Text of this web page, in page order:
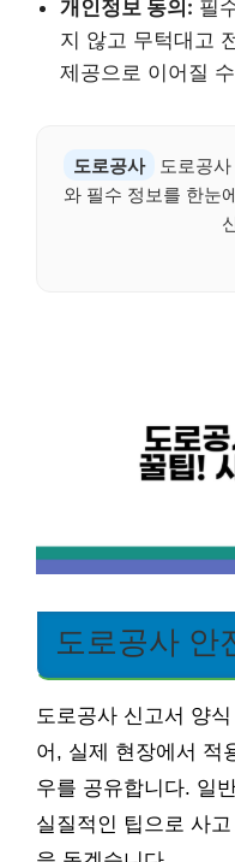
개인정보 동의: 필
지 않고 무턱대고
제공으로 이어질
도로공사
도로공
와 필수 정보를 한눈
도로공사 안
도로공사 신고서 양
어, 실제 현장에서 적
우를 공유합니다. 일
실질적인 팁으로 사